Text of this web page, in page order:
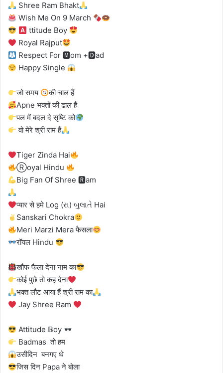
Shree Ram Bhakt
Wish Me On 9 March
ttitude Boy
Royal Rajput
Respect For 🅼om +🅳ad
Happy Single
जो समय
की चाल हैं
Apne भक्तों की ढाल हैं
पल में बदल दे सृष्टि को
वो मेरे श्री राम हैं
Tiger Zinda Hai
Ⓡoyal Hindu
Big Fan Of Shree 🆁am
प्यार से हमे Log (રા) બુલાતે Hai
Sanskari Chokra
Meri Marzi Mera फैसला
रॉयल Hindu
खौफ फैला देना नाम का
कोई पुछे तो कह देना
भक्त लौट आया हैं श्री राम का
Jay Shree Ram
Attitude 𝔹oy
Badmas तो हम
उसीदिन बनगए थे
जिस दिन Papa ने बोला